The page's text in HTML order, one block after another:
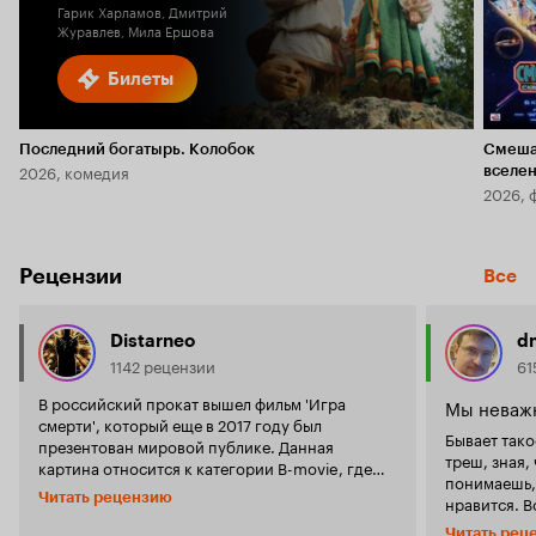
Билеты
Гарик Харламов, Дмитрий
Журавлев, Мила Ершова
Последний богатырь. Колобок
2026, комедия
2026,
Рецензии Все
Distarneo
1142 рецензии
В российский прокат вышел фильм 'Игра
смерти', который еще в 2017 году был
презентован мировой публике. Данная
картина относится к категории B-movie, где
абсолютно простой прямолинейный сюжет с
такими же недалекими героями спешит
Читать рецензию
Мы
Бывает
треш, зная,
понимаешь,
нравится.
получилось. По задумке это такая